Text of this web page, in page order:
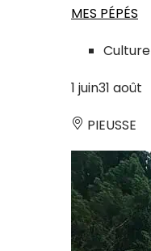
MES PÉPÉS
Culture
1 juin31 août
PIEUSSE